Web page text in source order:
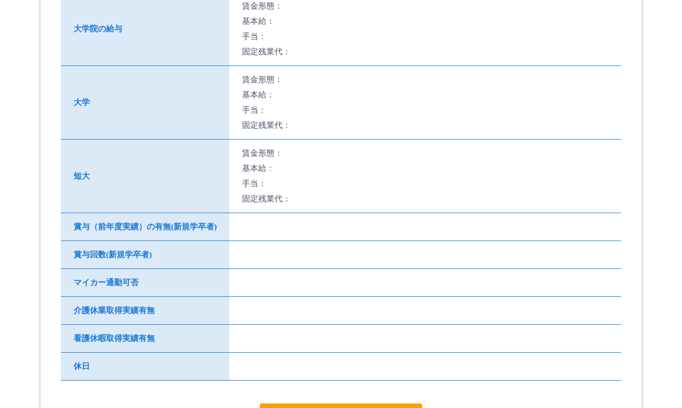
大学院の給与
賃金形態：
基本給：
手当：
固定残業代：
大学
賃金形態：
基本給：
手当：
固定残業代：
短大
賃金形態：
基本給：
手当：
固定残業代：
賞与（前年度実績）の有無(新規学卒者)
賞与回数(新規学卒者)
マイカー通勤可否
介護休業取得実績有無
看護休暇取得実績有無
休日